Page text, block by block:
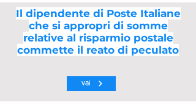
Il dipendente di Poste Italiane
che si appropri di somme
relative al risparmio postale
commette il reato di peculato
vai